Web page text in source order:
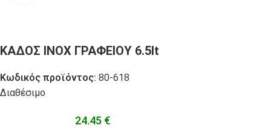
ΚΑΔΟΣ ΙΝΟΧ ΓΡΑΦΕΙΟΥ 6.5lt
Κωδικός προϊόντος: 80-618
Διαθέσιμο
24.45 €